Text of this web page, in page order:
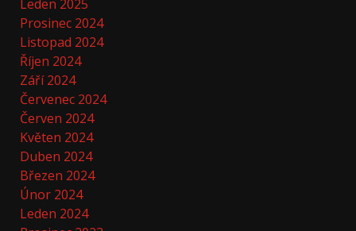
Leden 2025
Prosinec 2024
Listopad 2024
Říjen 2024
Září 2024
Červenec 2024
Červen 2024
Květen 2024
Duben 2024
Březen 2024
Únor 2024
Leden 2024